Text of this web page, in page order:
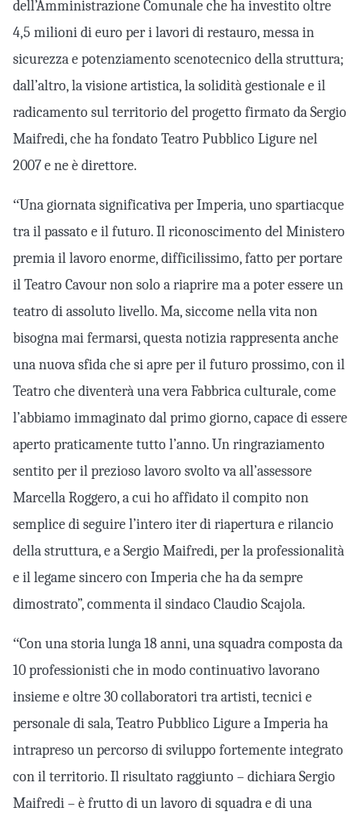
dell’Amministrazione Comunale che ha investito oltre
4,5 milioni di euro per i lavori di restauro, messa in
sicurezza e potenziamento scenotecnico della struttura;
dall’altro, la visione artistica, la solidità gestionale e il
radicamento sul territorio del progetto firmato da Sergio
Maifredi, che ha fondato Teatro Pubblico Ligure nel
2007 e ne è direttore.
“Una giornata significativa per Imperia, uno spartiacque
tra il passato e il futuro. Il riconoscimento del Ministero
premia il lavoro enorme, difficilissimo, fatto per portare
il Teatro Cavour non solo a riaprire ma a poter essere un
teatro di assoluto livello. Ma, siccome nella vita non
bisogna mai fermarsi, questa notizia rappresenta anche
una nuova sfida che si apre per il futuro prossimo, con il
Teatro che diventerà una vera Fabbrica culturale, come
l’abbiamo immaginato dal primo giorno, capace di essere
aperto praticamente tutto l’anno. Un ringraziamento
sentito per il prezioso lavoro svolto va all’assessore
Marcella Roggero, a cui ho affidato il compito non
semplice di seguire l’intero iter di riapertura e rilancio
della struttura, e a Sergio Maifredi, per la professionalità
e il legame sincero con Imperia che ha da sempre
dimostrato”, commenta il sindaco Claudio Scajola.
“Con una storia lunga 18 anni, una squadra composta da
10 professionisti che in modo continuativo lavorano
insieme e oltre 30 collaboratori tra artisti, tecnici e
personale di sala, Teatro Pubblico Ligure a Imperia ha
intrapreso un percorso di sviluppo fortemente integrato
con il territorio. Il risultato raggiunto – dichiara Sergio
Maifredi – è frutto di un lavoro di squadra e di una